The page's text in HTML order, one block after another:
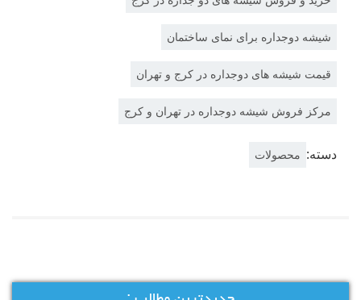
شیشه دوجداره برای نمای ساختمان
قیمت شیشه های دوجداره در کرج و تهران
مرکز فروش شیشه دوجداره در تهران و کرج
دسته: محصولات